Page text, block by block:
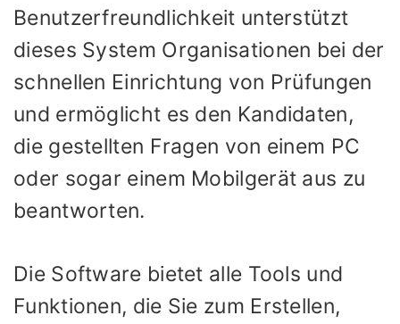
Benutzerfreundlichkeit unterstützt
dieses System Organisationen bei der
schnellen Einrichtung von Prüfungen
und ermöglicht es den Kandidaten,
die gestellten Fragen von einem PC
oder sogar einem Mobilgerät aus zu
beantworten.
Die Software bietet alle Tools und
Funktionen, die Sie zum Erstellen,